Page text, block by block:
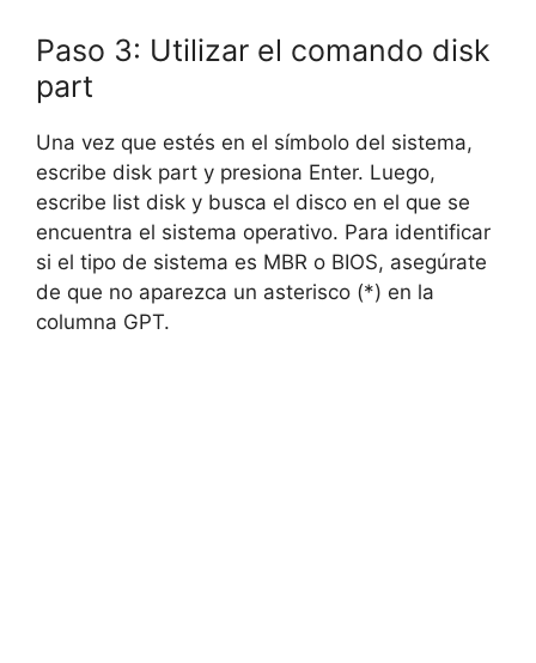
Paso 3: Utilizar el comando disk
part
Una vez que estés en el símbolo del sistema,
escribe disk part y presiona Enter. Luego,
escribe list disk y busca el disco en el que se
encuentra el sistema operativo. Para identificar
si el tipo de sistema es MBR o BIOS, asegúrate
de que no aparezca un asterisco (*) en la
columna GPT.